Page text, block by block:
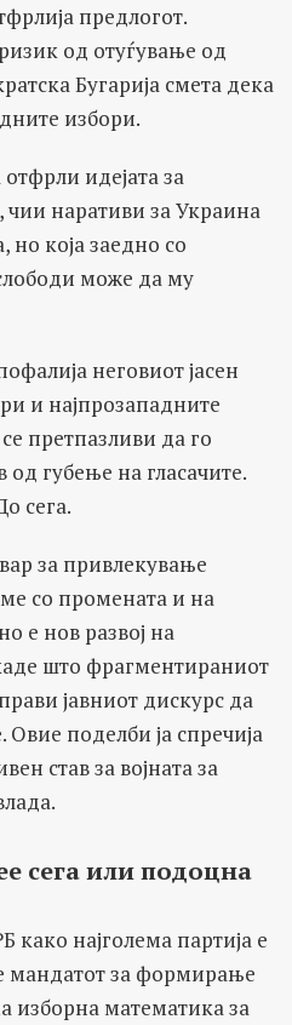
предлогот.
од отуѓување од
Бугарија смета дека
избори.
идејата за
чии наративи за Украина
но која заедно со
може да му
неговиот јасен
и најпрозападните
претпазливи да го
од губење на гласачите.
сега.
за привлекување
со промената и на
е нов развој на
што фрагментираниот
јавниот дискурс да
поделби ја спречија
став за војната за
сега или подоцна
како најголема партија е
мандатот за формирање
изборна математика за